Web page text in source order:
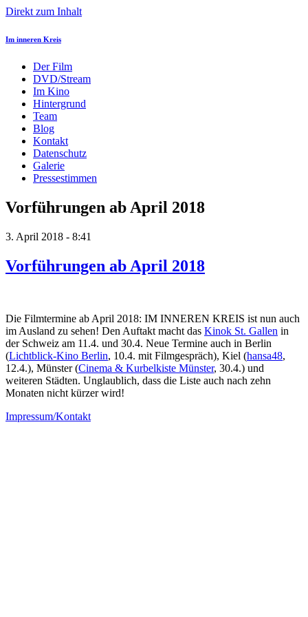
Direkt zum Inhalt
Im inneren Kreis
Der Film
DVD/Stream
Im Kino
Hintergrund
Team
Blog
Kontakt
Datenschutz
Galerie
Pressestimmen
Vorführungen ab April 2018
3. April 2018 - 8:41
Vorführungen ab April 2018
Die Filmtermine ab April 2018: IM INNEREN KREIS ist nun auch
im Ausland zu sehen! Den Auftakt macht das Kinok St. Gallen in
der Schweiz am 11.4. und 30.4. Neue Termine auch in Berlin
(Lichtblick-Kino Berlin, 10.4. mit Filmgespräch), Kiel (hansa48,
12.4.), Münster (Cinema & Kurbelkiste Münster, 30.4.) und
weiteren Städten. Unglaublich, dass die Liste auch nach zehn
Monaten nicht kürzer wird!
Impressum/Kontakt